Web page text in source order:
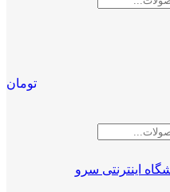
تومان